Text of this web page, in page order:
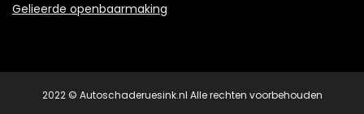
Gelieerde openbaarmaking
2022 © Autoschaderuesink.nl Alle rechten voorbehouden